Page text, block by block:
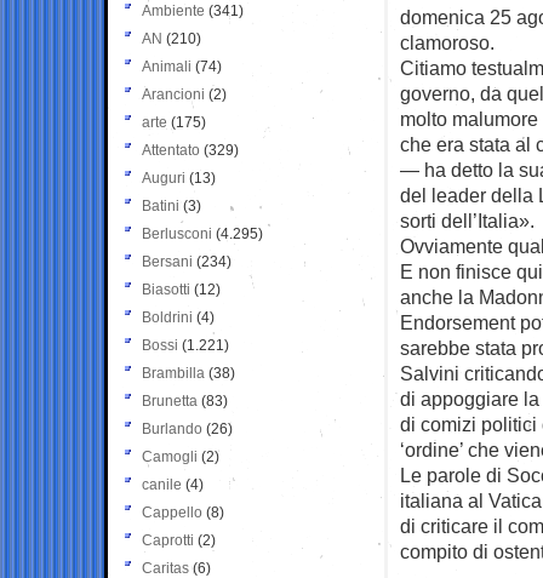
domenica 25
clamoroso.
Citiamo
governo, da
molto
che era stata al
— ha detto la
del leader della
sorti dell’Italia».
Ovviamente
E non finisce
anche la
Endorsement
sarebbe stata
Salvini
di appoggiare
di comizi politici
‘ordine’ che
Le parole di
italiana al
di criticare il
compito di
Ambiente (341)
AN (210)
Animali (74)
Arancioni (2)
arte (175)
Attentato (329)
Auguri (13)
Batini (3)
Berlusconi (4.295)
Bersani (234)
Biasotti (12)
Boldrini (4)
Bossi (1.221)
Brambilla (38)
Brunetta (83)
Burlando (26)
Camogli (2)
canile (4)
Cappello (8)
Caprotti (2)
Caritas (6)